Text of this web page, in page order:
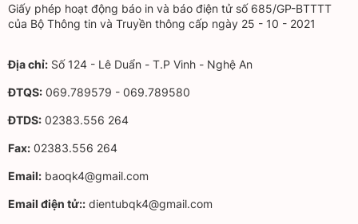
Giấy phép hoạt động báo in và báo điện tử số 685/GP-BTTTT
của Bộ Thông tin và Truyền thông cấp ngày 25 - 10 - 2021
Địa chỉ: Số 124 - Lê Duẩn - T.P Vinh - Nghệ An
ĐTQS: 069.789579 - 069.789580
ĐTDS: 02383.556 264
Fax: 02383.556 264
Email: baoqk4@gmail.com
Email điện tử:: dientubqk4@gmail.com